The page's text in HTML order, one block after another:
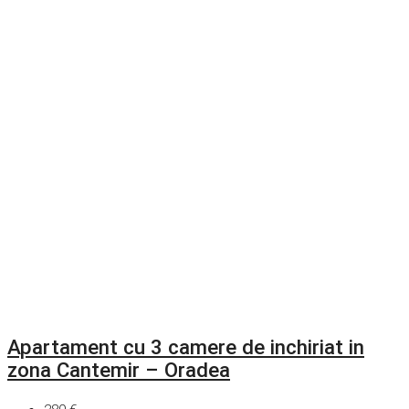
Apartament cu 3 camere de inchiriat in
zona Cantemir – Oradea